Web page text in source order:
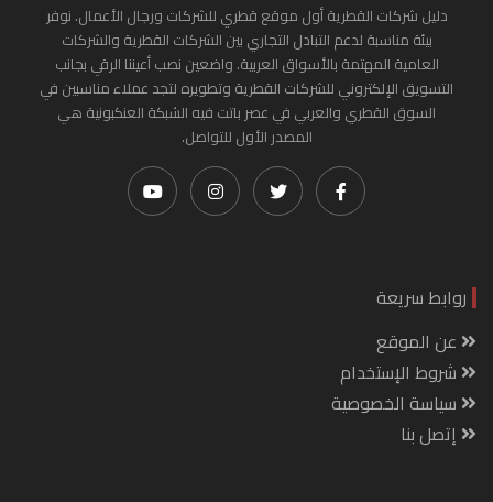
دليل شركات القطرية أول موقع قطري للشركات ورجال الأعمال. نوفر
بيئة مناسبة لدعم التبادل التجاري بين الشركات القطرية والشركات
العامية المهتمة بالأسواق العربية. واضعين نصب أعيننا الرقي بجانب
التسويق الإلكتروني للشركات القطرية وتطويره لتجد عملاء مناسبين في
السوق القطري والعربي في عصر باتت فيه الشبكة العنكبونية هي
المصدر الأول للتواصل.
روابط سريعة
عن الموقع
شروط الإستخدام
سياسة الخصوصية
إتصل بنا